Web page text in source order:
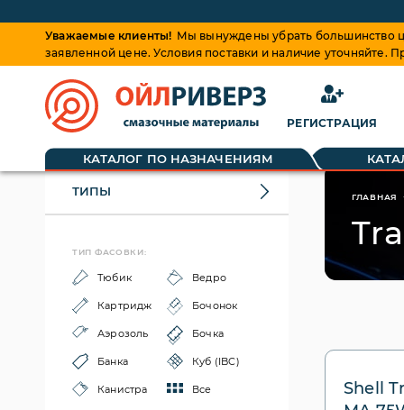
Уважаемые клиенты! Мы вынуждены убрать большинство
заявленной цене. Условия поставки и наличие
РЕГИСТРАЦИЯ
КАТАЛОГ ПО НАЗНАЧЕНИЯМ
ТИПЫ
ТИП ФАСОВКИ:
Тюбик Ведро
Картридж Бочонок
Аэрозоль Бочка
Банка Куб (IBC)
Канистра Все
ГЛАВНАЯ
Shell